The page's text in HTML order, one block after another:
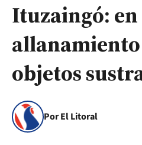
Ituzaingó:
objetos
Por El Litoral